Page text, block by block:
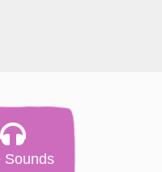
Sounds